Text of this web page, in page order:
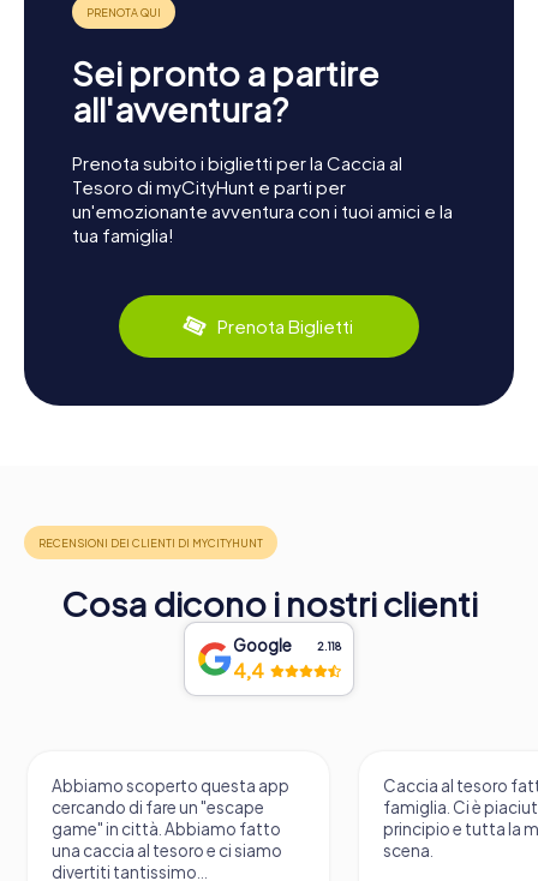
Sei pronto a partire
all'avventura?
Prenota subito i biglietti per la Caccia al
Tesoro di myCityHunt e parti per
un'emozionante avventura con i tuoi amici e la
tua famiglia!
Prenota Biglietti
Cosa dicono i nostri clienti
Google 2.118
4,4
Abbiamo scoperto questa app
cercando di fare un "escape
game" in città. Abbiamo fatto
una caccia al tesoro e ci siamo
divertiti tantissimo...
Caccia al tesoro
famiglia. Ci è
principio e tutta la
scena.